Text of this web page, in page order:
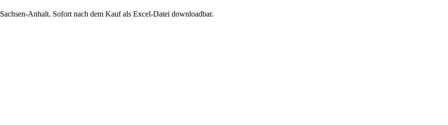
Sachsen-Anhalt. Sofort nach dem Kauf als Excel-Datei downloadbar.